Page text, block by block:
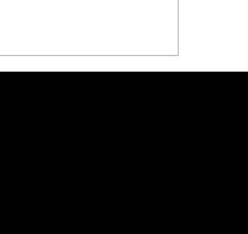
Decrecimiento/